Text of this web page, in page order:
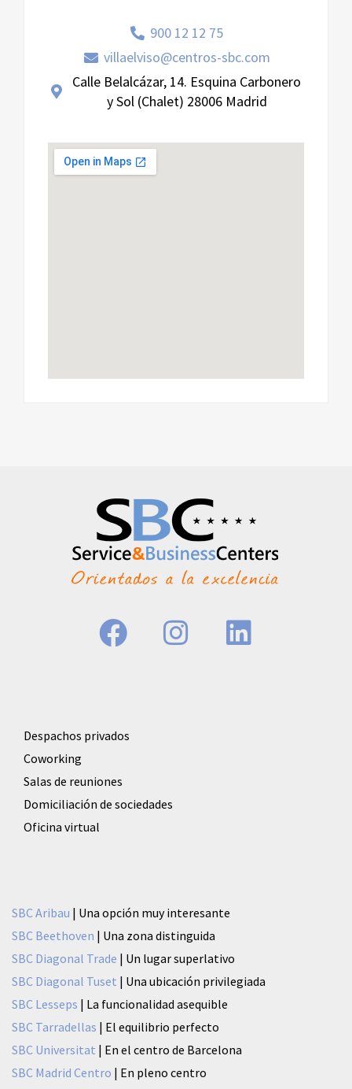
900 12 12 75
villaelviso@centros-sbc.com
Calle Belalcázar, 14. Esquina Carbonero
y Sol (Chalet) 28006 Madrid
Despachos privados
Coworking
Salas de reuniones
Domiciliación de sociedades
Oficina virtual
SBC Aribau | Una opción muy interesante
SBC Beethoven | Una zona distinguida
SBC Diagonal Trade | Un lugar superlativo
SBC Diagonal Tuset | Una ubicación privilegiada
SBC Lesseps | La funcionalidad asequible
SBC Tarradellas | El equilibrio perfecto
SBC Universitat | En el centro de Barcelona
SBC Madrid Centro | En pleno centro